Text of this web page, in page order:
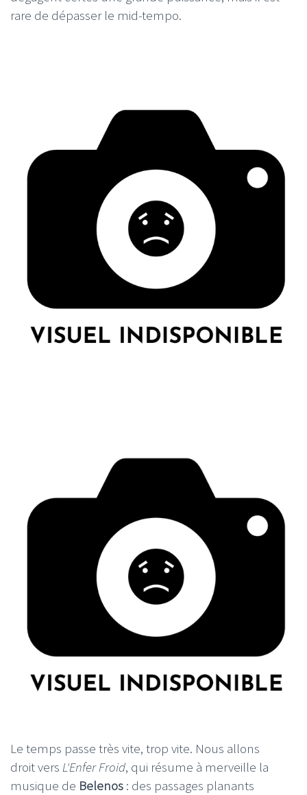
rare de dépasser le mid-tempo.
Le temps passe très vite, trop vite. Nous allons
droit vers L'Enfer Froid, qui résume à merveille la
musique de Belenos : des passages planants